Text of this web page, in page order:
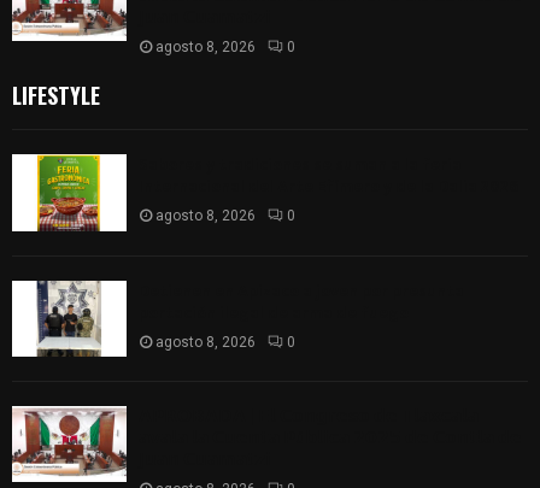
agosto 8, 2026 0
LIFESTYLE
agosto 8, 2026 0
agosto 8, 2026 0